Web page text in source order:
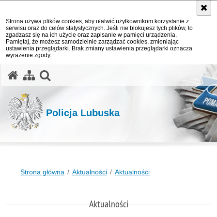
Strona używa plików cookies, aby ułatwić użytkownikom korzystanie z
serwisu oraz do celów statystycznych. Jeśli nie blokujesz tych plików, to
zgadzasz się na ich użycie oraz zapisanie w pamięci urządzenia.
Pamiętaj, że możesz samodzielnie zarządzać cookies, zmieniając
ustawienia przeglądarki. Brak zmiany ustawienia przeglądarki oznacza
wyrażenie zgody.
Policja Lubuska
Strona główna Aktualności Aktualności
Aktualności